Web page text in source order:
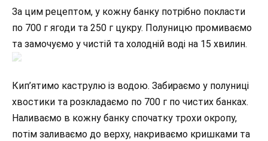
За цим рецептом, у кожну банку потрібно покласти
по 700 г ягоди та 250 г цукру. Полуницю промиваємо
та замочуємо у чистій та холодній воді на 15 хвилин.
Кип’ятимо каструлю із водою. Забираємо у полуниці
хвостики та розкладаємо по 700 г по чистих банках.
Наливаємо в кожну банку спочатку трохи окропу,
потім заливаємо до верху, накриваємо кришками та